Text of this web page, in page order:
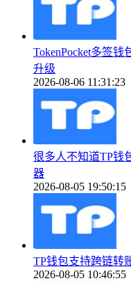
TokenPocket多签
升级
2026-08-06 11:31:23
很多人不知道TP钱
器
2026-08-05 19:50:15
TP钱包支持跨链转
2026-08-05 10:46:55